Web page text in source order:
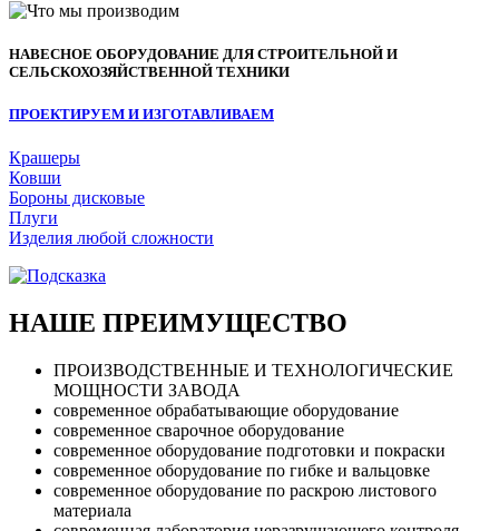
НАВЕСНОЕ ОБОРУДОВАНИЕ ДЛЯ СТРОИТЕЛЬНОЙ И
СЕЛЬСКОХОЗЯЙСТВЕННОЙ ТЕХНИКИ
ПРОЕКТИРУЕМ И ИЗГОТАВЛИВАЕМ
Крашеры
Ковши
Бороны дисковые
Плуги
Изделия любой сложности
НАШЕ ПРЕИМУЩЕСТВО
ПРОИЗВОДСТВЕННЫЕ И ТЕХНОЛОГИЧЕСКИЕ
МОЩНОСТИ ЗАВОДА
современное обрабатывающие оборудование
современное сварочное оборудование
современное оборудование подготовки и покраски
современное оборудование по гибке и вальцовке
современное оборудование по раскрою листового
материала